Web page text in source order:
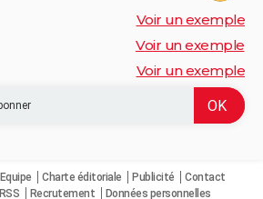
Voir un exemple
Voir un exemple
Voir un exemple
Equipe Charte éditoriale Publicité
Contact
RSS Recrutement Données personnelles